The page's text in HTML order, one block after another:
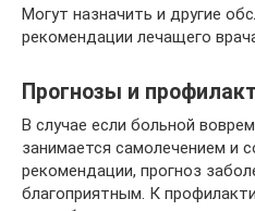
Могут назначить и другие
рекомендации лечащего
Прогнозы и
В случае если больной
занимается самолечением и
рекомендации, прогноз
благоприятным. К